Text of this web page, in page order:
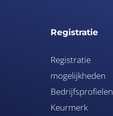
Registratie
Registratie
mogelijkheden
Bedrijfsprofielen
Keurmerk